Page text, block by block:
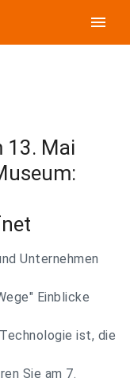
menu
13. Mai
Unternehmen
Einblicke
ist, die
Sie am 7.